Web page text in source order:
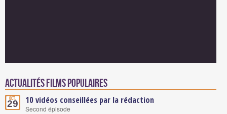
Actualités Films populaires
Oct.
29 10 vidéos conseillées par la rédaction
Second épisode